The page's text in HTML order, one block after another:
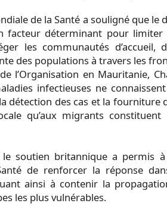
de la Santé a souligné que le
facteur déterminant pour
les communautés d’accueil,
des populations à travers les
l’Organisation en Mauritanie,
infectieuses ne
détection des cas et la fourniture
qu’aux migrants
soutien britannique a permis à
de renforcer la réponse
ainsi à contenir la
les plus vulnérables.